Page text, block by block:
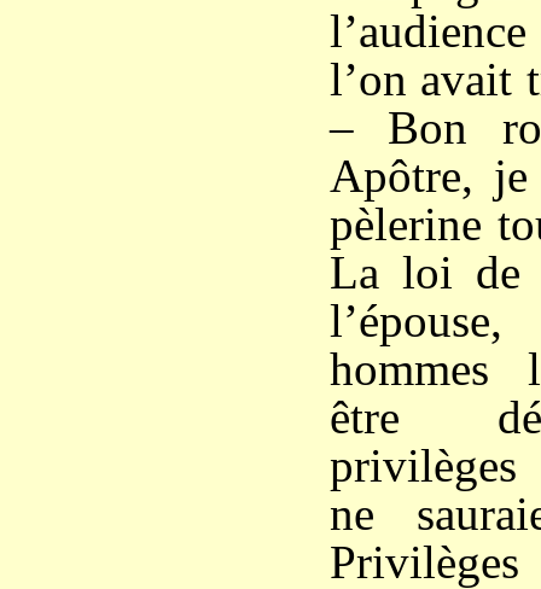
l’on avait
– Bon
Apôtre, je
pèlerine
La loi de
hommes
être
ne